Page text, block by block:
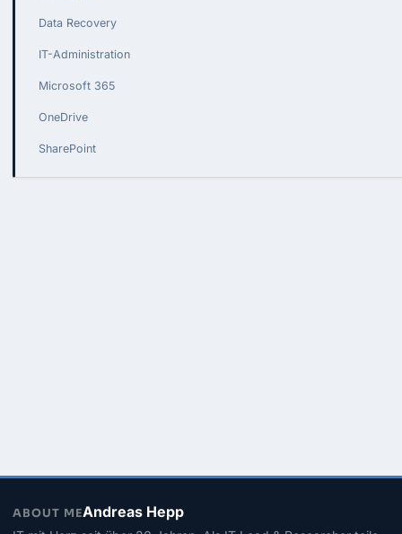
Data Recovery
IT-Administration
Microsoft 365
OneDrive
SharePoint
ABOUT MEAndreas Hepp